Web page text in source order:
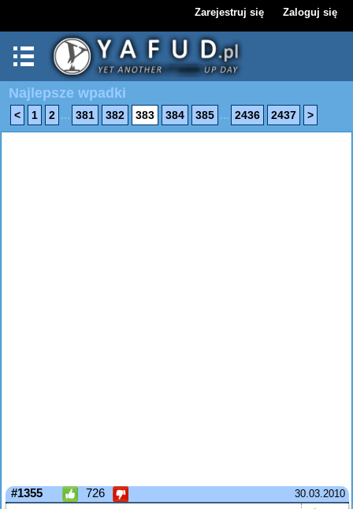
Zarejestruj się Zaloguj się
Najlepsze wpadki
< 1 2 ... 381 382 383 384 385 ... 2436 2437 >
30.03.2010
#1355 726